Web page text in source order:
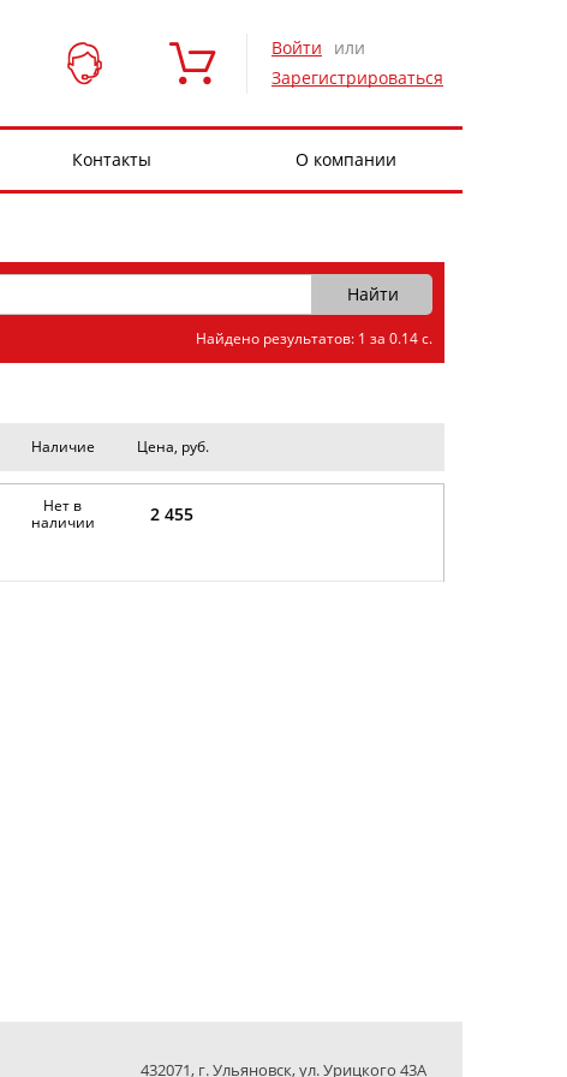
Войти
или
Зарегистрироваться
Контакты О компании
Найдено результатов: 1 за 0.14 с.
Наличие Цена, руб.
Нет в
наличии
2 455
432071, г. Ульяновск, ул. Урицкого 43А